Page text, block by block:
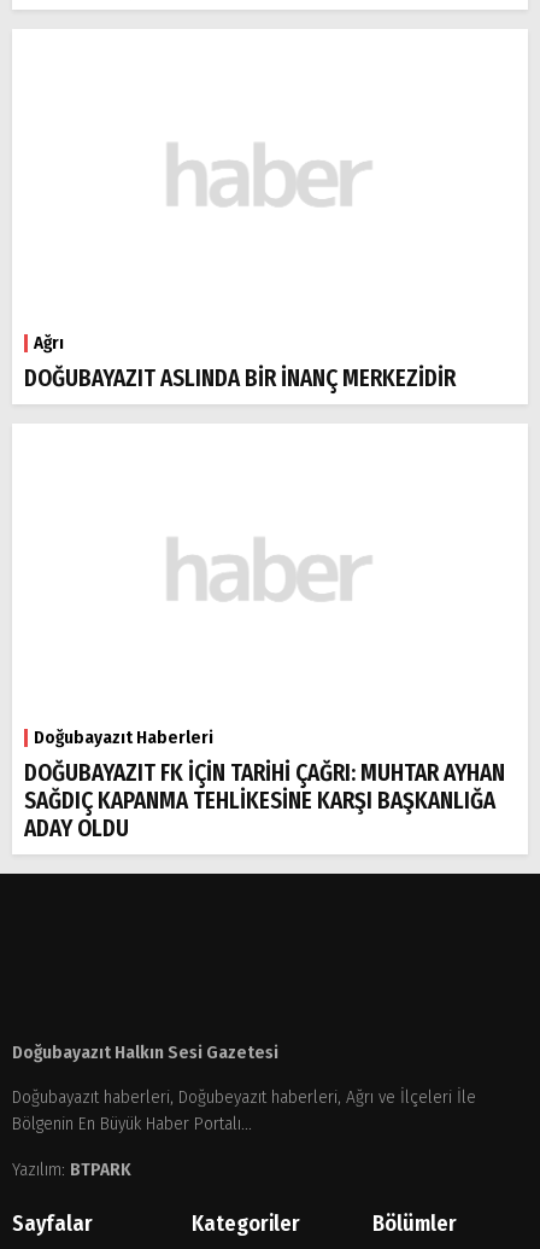
Ağrı
DOĞUBAYAZIT ASLINDA BİR İNANÇ MERKEZİDİR
Doğubayazıt Haberleri
DOĞUBAYAZIT FK İÇİN TARİHİ ÇAĞRI: MUHTAR AYHAN
SAĞDIÇ KAPANMA TEHLİKESİNE KARŞI BAŞKANLIĞA
ADAY OLDU
Doğubayazıt Halkın Sesi Gazetesi
Doğubayazıt haberleri, Doğubeyazıt haberleri, Ağrı ve İlçeleri İle
Bölgenin En Büyük Haber Portalı...
Yazılım: BTPARK
Sayfalar Kategoriler Bölümler